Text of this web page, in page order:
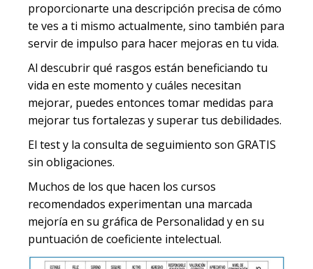
proporcionarte una descripción precisa de cómo
te ves a ti mismo actualmente, sino también para
servir de impulso para hacer mejoras en tu vida.
Al descubrir qué rasgos están beneficiando tu
vida en este momento y cuáles necesitan
mejorar, puedes entonces tomar medidas para
mejorar tus fortalezas y superar tus debilidades.
El test y la consulta de seguimiento son GRATIS
sin obligaciones.
Muchos de los que hacen los cursos
recomendados experimentan una marcada
mejoría en su gráfica de Personalidad y en su
puntuación de coeficiente intelectual.